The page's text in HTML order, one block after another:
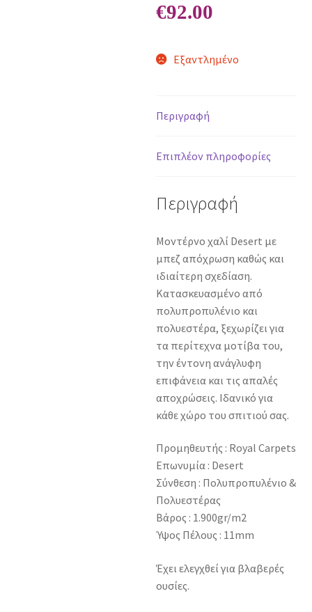
€92.00
Εξαντλημένο
Περιγραφή
Επιπλέον πληροφορίες
Περιγραφή
Μοντέρνο χαλί Desert με
μπεζ απόχρωση καθώς και
ιδιαίτερη σχεδίαση.
Κατασκευασμένο από
πολυπροπυλένιο και
πολυεστέρα, ξεχωρίζει για
τα περίτεχνα μοτίβα του,
την έντονη ανάγλυφη
επιφάνεια και τις απαλές
αποχρώσεις. Ιδανικό για
κάθε χώρο του σπιτιού σας.
Προμηθευτής : Royal Carpets
Επωνυμία : Desert
Σύνθεση : Πολυπροπυλένιο &
Πολυεστέρας
Βάρος : 1.900gr/m2
Ύψος Πέλους : 11mm
Έχει ελεγχθεί για βλαβερές
ουσίες.